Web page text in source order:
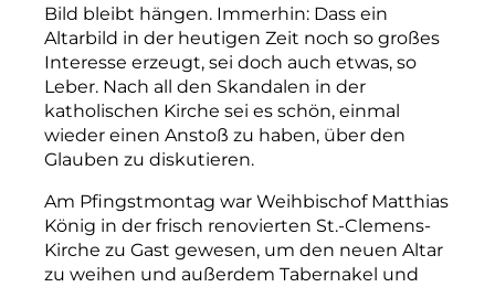
Bild bleibt hängen. Immerhin: Dass ein
Altarbild in der heutigen Zeit noch so großes
Interesse erzeugt, sei doch auch etwas, so
Leber. Nach all den Skandalen in der
katholischen Kirche sei es schön, einmal
wieder einen Anstoß zu haben, über den
Glauben zu diskutieren.
Am Pfingstmontag war Weihbischof Matthias
König in der frisch renovierten St.-Clemens-
Kirche zu Gast gewesen, um den neuen Altar
zu weihen und außerdem Tabernakel und